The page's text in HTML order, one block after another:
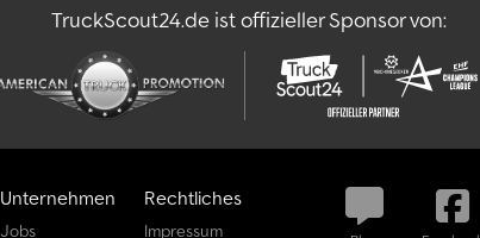
TruckScout24.de ist offizieller Sponsor von:
Unternehmen
Jobs
Rechtliches
Impressum